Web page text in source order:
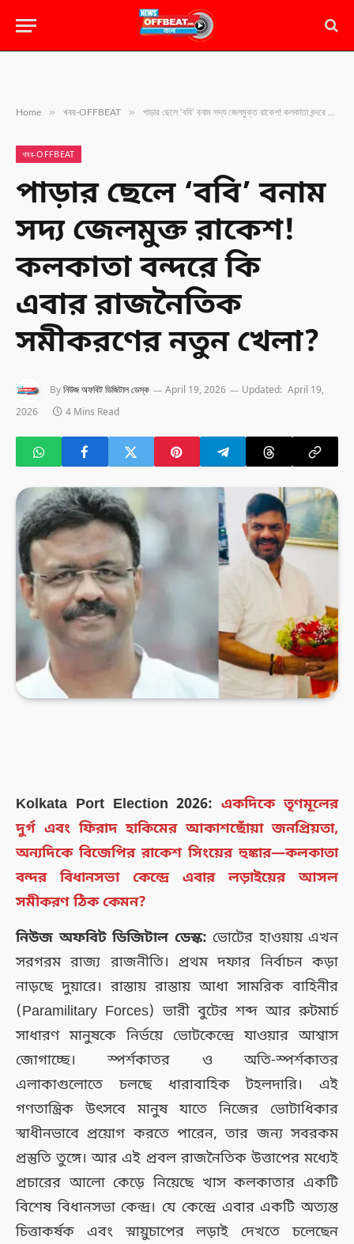
Home » খবর-OFFBEAT » পাড়ার ছেলে ‘ববি’ বনাম সদ্য জেলমুক্ত রাকেশ! কলকাতা বন্দরে কি এবার রাজনৈতিক সমীকরণের নতুন খেলা?
খবর-OFFBEAT
পাড়ার ছেলে ‘ববি’ বনাম
সদ্য জেলমুক্ত রাকেশ!
কলকাতা বন্দরে কি
এবার রাজনৈতিক
সমীকরণের নতুন খেলা?
Byনিউজ অফবিট ডিজিটাল ডেস্ক April 19, 2026 Updated: April 19,
2026
4 Mins Read
Kolkata Port Election 2026:একদিকে তৃণমূলের
দুর্গ এবং ফিরাদ হাকিমের আকাশছোঁয়া জনপ্রিয়তা,
অন্যদিকে বিজেপির রাকেশ সিংয়ের হুঙ্কার—কলকাতা
বন্দর বিধানসভা কেন্দ্রে এবার লড়াইয়ের আসল
সমীকরণ ঠিক কেমন?
নিউজ অফবিট ডিজিটাল ডেস্ক: ভোটের হাওয়ায় এখন
সরগরম রাজ্য রাজনীতি। প্রথম দফার নির্বাচন কড়া
নাড়ছে দুয়ারে। রাস্তায় রাস্তায় আধা সামরিক বাহিনীর
(Paramilitary Forces) ভারী বুটের শব্দ আর রুটমার্চ
সাধারণ মানুষকে নির্ভয়ে ভোটকেন্দ্রে যাওয়ার আশ্বাস
জোগাচ্ছে। স্পর্শকাতর ও অতি-স্পর্শকাতর
এলাকাগুলোতে চলছে ধারাবাহিক টহলদারি। এই
গণতান্ত্রিক উৎসবে মানুষ যাতে নিজের ভোটাধিকার
স্বাধীনভাবে প্রয়োগ করতে পারেন, তার জন্য সবরকম
প্রস্তুতি তুঙ্গে। আর এই প্রবল রাজনৈতিক উত্তাপের মধ্যেই
প্রচারের আলো কেড়ে নিয়েছে খাস কলকাতার একটি
বিশেষ বিধানসভা কেন্দ্র। যে কেন্দ্রে এবার একটি অত্যন্ত
চিত্তাকর্ষক এবং স্নায়ুচাপের লড়াই দেখতে চলেছেন